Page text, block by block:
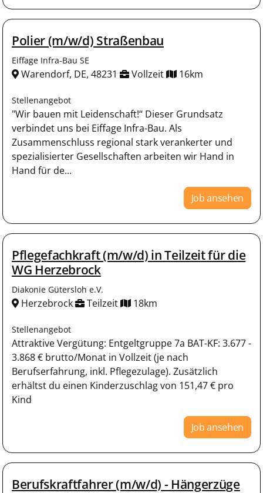
Polier (m/w/d) Straßenbau
Eiffage Infra-Bau SE
Warendorf, DE, 48231 Vollzeit 16km
Stellenangebot
"Wir bauen mit Leidenschaft!“ Dieser Grundsatz
verbindet uns bei Eiffage Infra-Bau. Als
Zusammenschluss regional stark verankerter und
spezialisierter Gesellschaften arbeiten wir Hand in
Hand für de...
Job ansehen
Pflegefachkraft (m/w/d) in Teilzeit für die
WG Herzebrock
Diakonie Gütersloh e.V.
Herzebrock Teilzeit 18km
Stellenangebot
Attraktive Vergütung: Entgeltgruppe 7a BAT-KF: 3.677 -
3.868 € brutto/Monat in Vollzeit (je nach
Berufserfahrung, inkl. Pflegezulage). Zusätzlich
erhältst du einen Kinderzuschlag von 151,47 € pro
Kind
Job ansehen
Berufskraftfahrer (m/w/d) - Hängerzüge